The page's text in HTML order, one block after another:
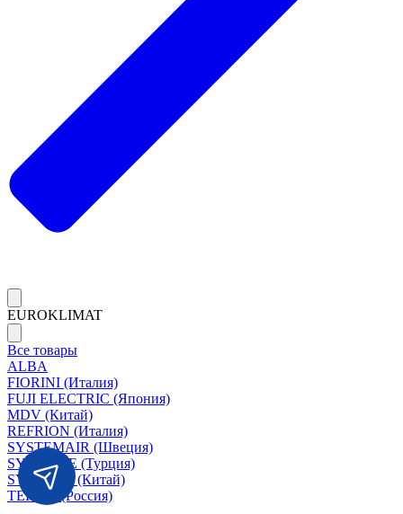
EUROKLIMAT
Все товары
ALBA
FIORINI (Италия)
FUJI ELECTRIC (Япония)
MDV (Китай)
REFRION (Италия)
SYSTEMAIR (Швеция)
SYSIMPLE (Турция)
SYSCOOL (Китай)
TERMA (Россия)